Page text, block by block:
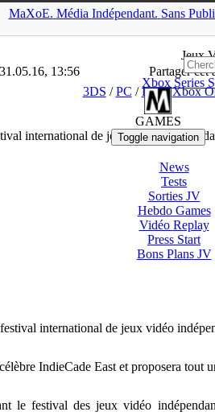
MaXoE. Média Indépendant. Sans Pub
Jeux
Xbox Series S
GAMES
Toggle navigation
News
Tests
SortiesJV
Hebdo Games
Vidéo Replay
Press Start
Bons PlansJV
▲
13:56 Partager cet
3DS /PC /PS4/Xbox
international de jeux vidéo
international de jeux vidéo
IndieCade East et proposera tout
le festival des jeux vidéo